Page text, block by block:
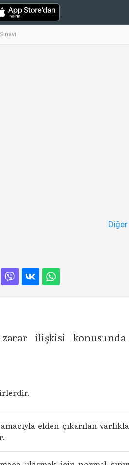
Diğer
ilişkisi konusunda
elden çıkarılan